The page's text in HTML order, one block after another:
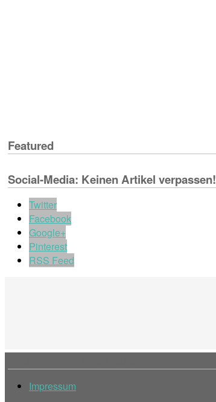
Featured
Social-Media: Keinen Artikel verpassen!
Twitter
Facebook
Google+
Pinterest
RSS Feed
Impressum